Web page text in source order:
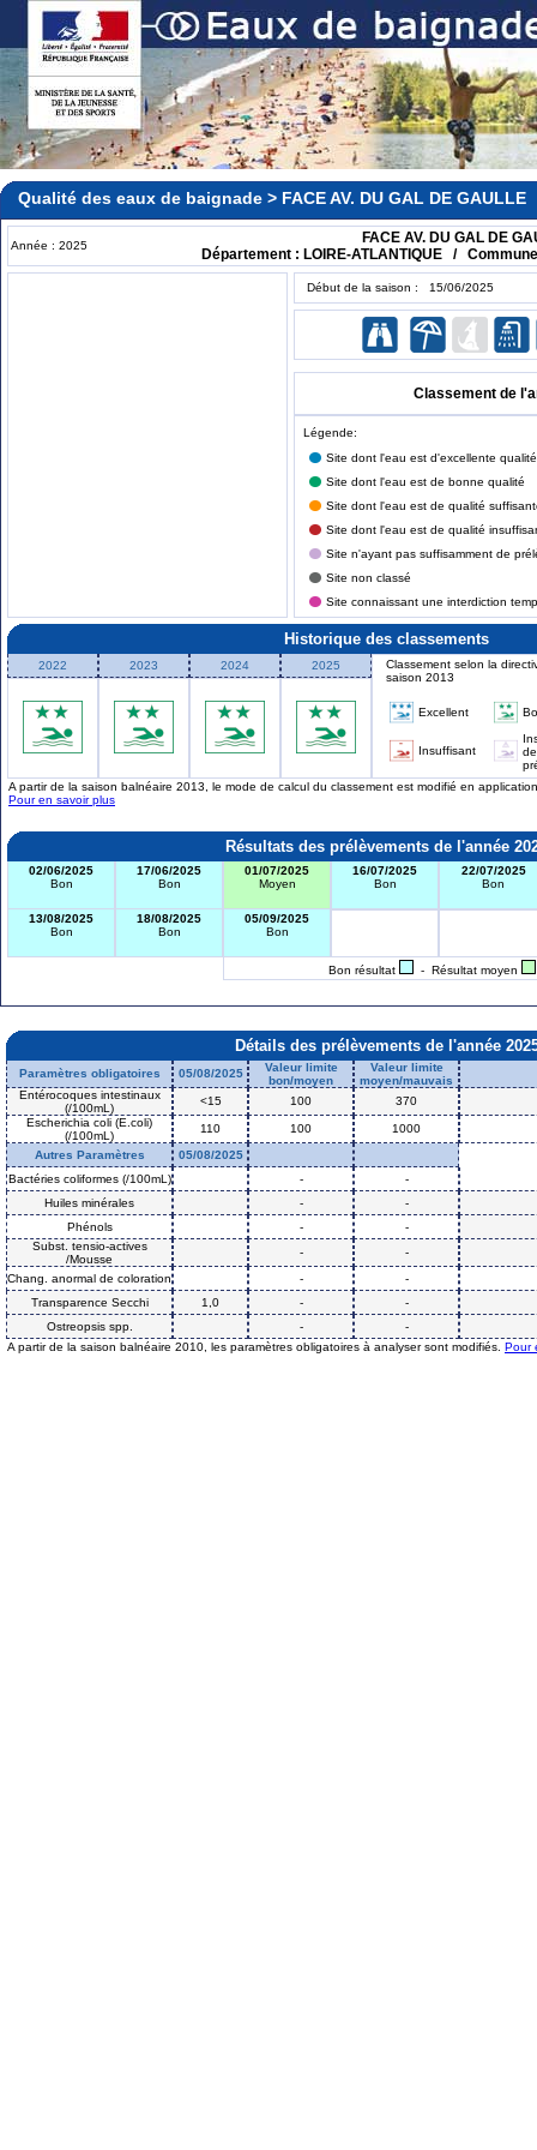
Qualité des eaux de baignade > FACE AV. DU GAL DE GAULLE
Année : 2025
FACE AV. DU GAL DE
Département : LOIRE-ATLANTIQUE /
Début de la saison : 15/06/2025
Classement de
Légende:
Site dont l'eau est d'excellente qualité
Site dont l'eau est de bonne qualité
Site dont l'eau est de qualité
Site dont l'eau est de qualité
Site n'ayant pas suffisamment de
Site non classé
Site connaissant une interdiction
Historique des classements
2022 2023 2024 2025
Classement selon la
saison 2013
Excellent
Insuffisant
de
A partir de la saison balnéaire 2013, le mode de calcul du classement est modifié en
Pour en savoir plus
Résultats des prélèvements de l'année
02/06/2025
Bon
17/06/2025
Bon
01/07/2025
Moyen
16/07/2025
Bon
22/07/2025
Bon
13/08/2025
Bon
18/08/2025
Bon
05/09/2025
Bon
Bon résultat - Résultat moyen
Détails des prélèvements de l'année
Paramètres obligatoires 05/08/2025
Valeur limite
bon/moyen
Valeur limite
moyen/mauvais
Entérocoques intestinaux
(/100mL)
<15 100
370
Escherichia coli (E.coli)
(/100mL)
110 100
1000
Autres Paramètres
05/08/2025
Bactéries coliformes (/100mL)
-
-
Huiles minérales
-
-
Phénols
-
-
Subst. tensio-actives
/Mousse
-
-
Chang. anormal de coloration
-
-
Transparence Secchi
1,0 -
-
Ostreopsis spp.
-
-
A partir de la saison balnéaire 2010, les paramètres obligatoires à analyser sont modifiés. Pour